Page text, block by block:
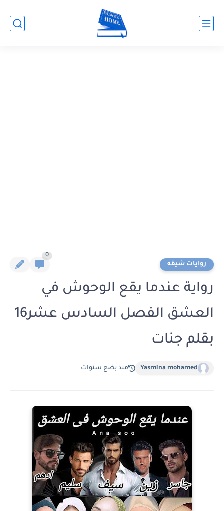
روايات شيقه
0
رواية عندما يقع الوحوش في
العشق الفصل السادس عشر16
بقلم جنات
Yasmina mohamed منذ بضع سنوات